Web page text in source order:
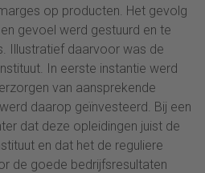
op producten. Het gevolg
gevoel werd gestuurd en te
Illustratief daarvoor was de
In eerste instantie werd
van aansprekende
daarop geïnvesteerd. Bij een
dat deze opleidingen juist de
en dat het de reguliere
de goede bedrijfsresultaten